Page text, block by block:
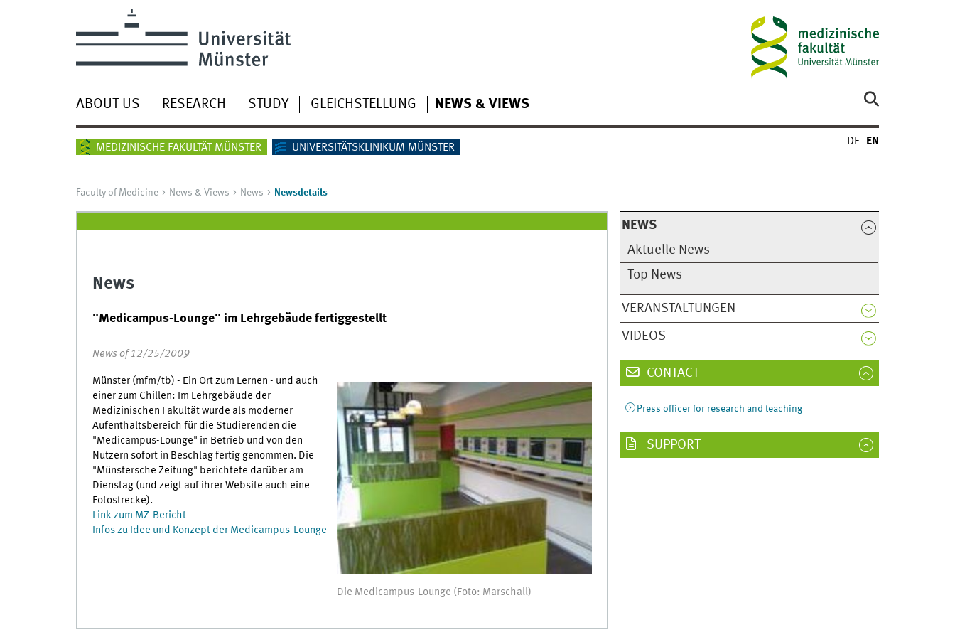
ABOUT US RESEARCH STUDY GLEICHSTELLUNG NEWS & VIEWS
MEDIZINISCHE FAKULTÄT MÜNSTER UNIVERSITÄTSKLINIKUM MÜNSTER
DE EN
Faculty of Medicine News & Views News Newsdetails
NEWS
Aktuelle News
Top News
VERANSTALTUNGEN
VIDEOS
News
"Medicampus-Lounge" im Lehrgebäude fertiggestellt
News of 12/25/2009
Die Medicampus-Lounge (Foto: Marschall)
Münster (mfm/tb) - Ein Ort zum Lernen - und auch
einer zum Chillen: Im Lehrgebäude der
Medizinischen Fakultät wurde als moderner
Aufenthaltsbereich für die Studierenden die
"Medicampus-Lounge" in Betrieb und von den
Nutzern sofort in Beschlag fertig genommen. Die
"Münstersche Zeitung" berichtete darüber am
Dienstag (und zeigt auf ihrer Website auch eine
Fotostrecke).
Link zum MZ-Bericht
Infos zu Idee und Konzept der Medicampus-Lounge
CONTACT
Press officer for research and teaching
SUPPORT